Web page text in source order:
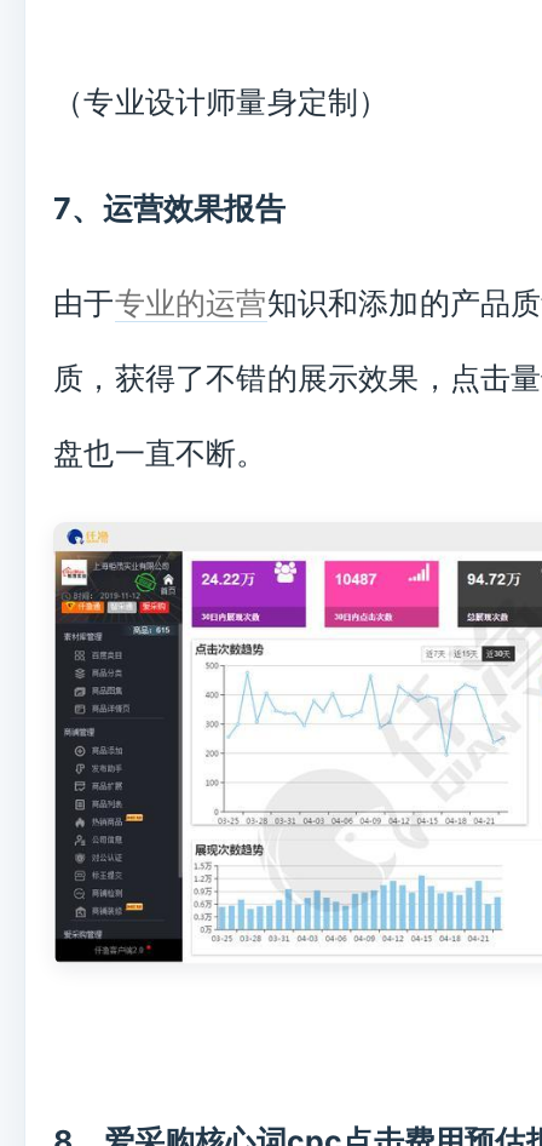
（专业设计师量身定制）
7、运营效果报告
由于专业的运营知识和添加的产品
质，获得了不错的展示效果，点击
盘也一直不断。